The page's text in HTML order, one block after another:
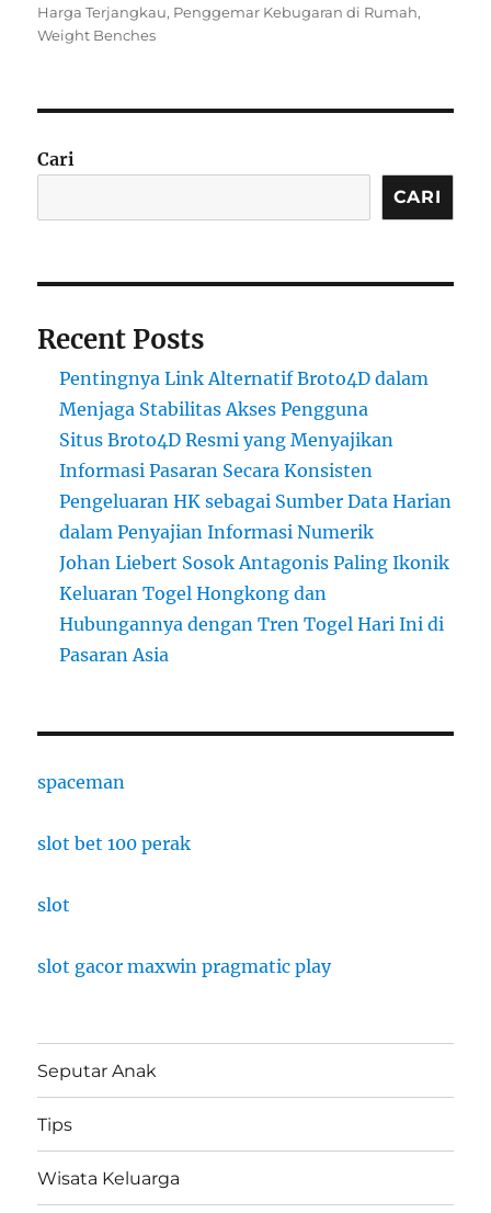
on
Harga Terjangkau, Penggemar Kebugaran di Rumah,
Weight Benches
Cari
CARI
Recent Posts
Pentingnya Link Alternatif Broto4D dalam
Menjaga Stabilitas Akses Pengguna
Situs Broto4D Resmi yang Menyajikan
Informasi Pasaran Secara Konsisten
Pengeluaran HK sebagai Sumber Data Harian
dalam Penyajian Informasi Numerik
Johan Liebert Sosok Antagonis Paling Ikonik
Keluaran Togel Hongkong dan
Hubungannya dengan Tren Togel Hari Ini di
Pasaran Asia
spaceman
slot bet 100 perak
slot
slot gacor maxwin pragmatic play
Seputar Anak
Tips
Wisata Keluarga